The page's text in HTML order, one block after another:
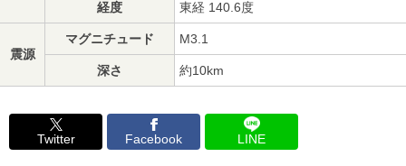
経度 東経 140.6度
震源
マグニチュード M3.1
深さ 約10km
Twitter Facebook LINE